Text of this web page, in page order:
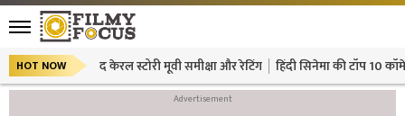
HOT NOW द केरल स्टोरी मूवी समीक्षा और रेटिंग हिंदी सिनेमा की टॉप 10